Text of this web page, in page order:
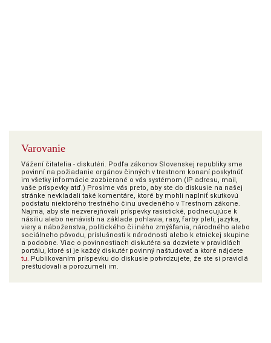
Varovanie
Vážení čitatelia - diskutéri. Podľa zákonov Slovenskej republiky sme
povinní na požiadanie orgánov činných v trestnom konaní poskytnúť
im všetky informácie zozbierané o vás systémom (IP adresu, mail,
vaše príspevky atď.) Prosíme vás preto, aby ste do diskusie na našej
stránke nevkladali také komentáre, ktoré by mohli naplniť skutkovú
podstatu niektorého trestného činu uvedeného v Trestnom zákone.
Najmä, aby ste nezverejňovali príspevky rasistické, podnecujúce k
násiliu alebo nenávisti na základe pohlavia, rasy, farby pleti, jazyka,
viery a náboženstva, politického či iného zmýšľania, národného alebo
sociálneho pôvodu, príslušnosti k národnosti alebo k etnickej skupine
a podobne. Viac o povinnostiach diskutéra sa dozviete v pravidlách
portálu, ktoré si je každý diskutér povinný naštudovať a ktoré nájdete
tu. Publikovaním príspevku do diskusie potvrdzujete, že ste si pravidlá
preštudovali a porozumeli im.